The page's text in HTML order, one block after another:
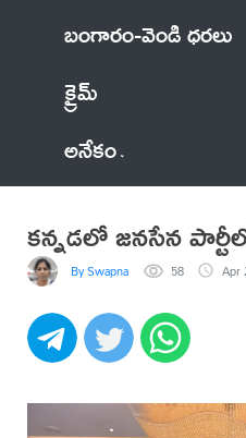
బంగారం-వెండి ధరలు
క్రైమ్
అనేకం
కన్నడలో జనసేన
By Swapna 58 Apr